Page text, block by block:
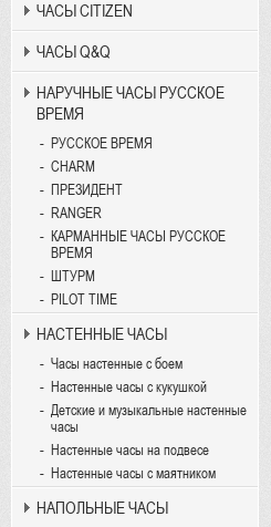
ЧАСЫ CITIZEN
ЧАСЫ Q&Q
НАРУЧНЫЕ ЧАСЫ РУССКОЕ
ВРЕМЯ
РУССКОЕ ВРЕМЯ
CHARM
ПРЕЗИДЕНТ
RANGER
КАРМАННЫЕ ЧАСЫ РУССКОЕ
ВРЕМЯ
ШТУРМ
PILOT TIME
НАСТЕННЫЕ ЧАСЫ
Часы настенные с боем
Настенные часы с кукушкой
Детские и музыкальные настенные
часы
Настенные часы на подвесе
Настенные часы с маятником
НАПОЛЬНЫЕ ЧАСЫ